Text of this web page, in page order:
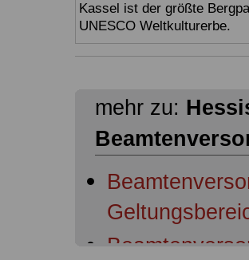
Kassel ist der größte
UNESCO Weltkulturerbe.
mehr zu: